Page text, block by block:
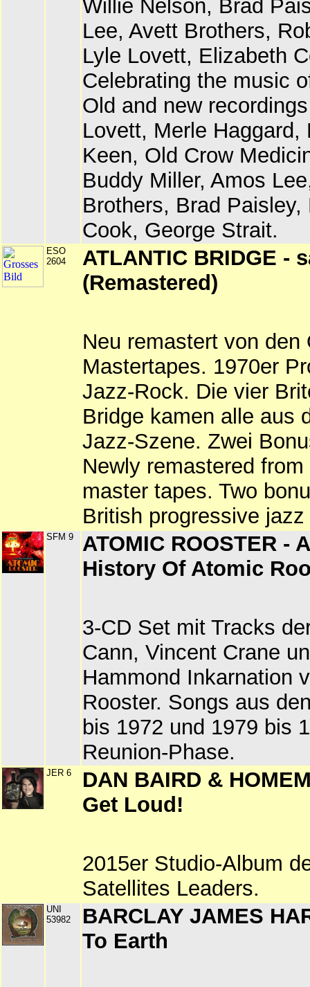
Willie Nelson, Brad
Lee, Avett Brothers,
Lyle Lovett, Elizabeth
Celebrating the music
Old and new
Lovett, Merle Haggard,
Keen, Old Crow
Buddy Miller, Amos
Brothers, Brad Paisley,
Cook, George Strait.
ESO
2604
ATLANTIC BRIDGE -
(Remastered)
Neu remastert von den
Mastertapes. 1970er
Jazz-Rock. Die vier
Bridge kamen alle aus
Jazz-Szene. Zwei
Newly remastered
master tapes. Two
British progressive
SFM 9
ATOMIC ROOSTER -
History Of Atomic
3-CD Set mit Tracks
Cann, Vincent Crane
Hammond Inkarnation
Rooster. Songs aus
bis 1972 und 1979 bis
Reunion-Phase.
JER 6
DAN BAIRD &
Get Loud!
2015er Studio-Album
Satellites Leaders.
UNI
53982
BARCLAY JAMES
To Earth